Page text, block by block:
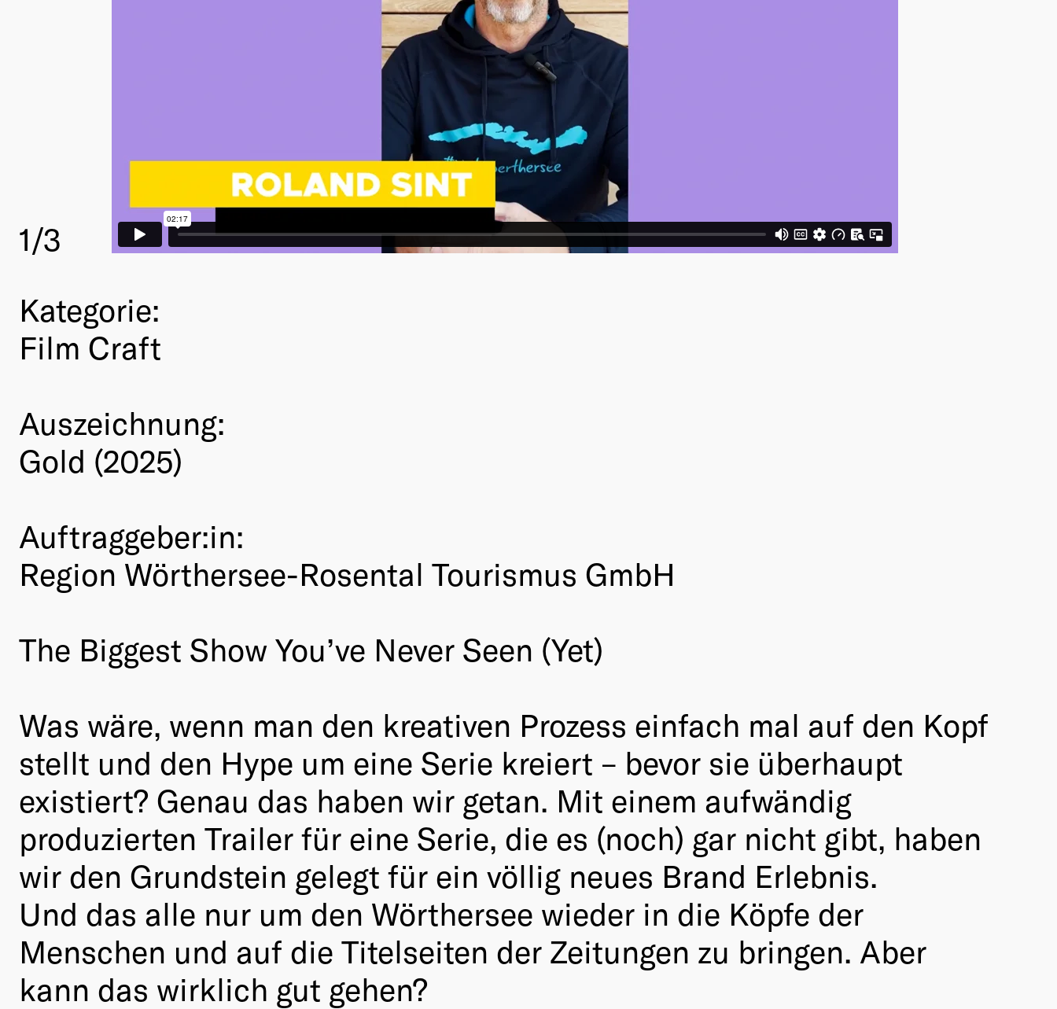
1/3
Kategorie:
Film Craft
Auszeichnung:
Gold (2025)
Auftraggeber:in:
Region Wörthersee-Rosental Tourismus GmbH
The Biggest Show You’ve Never Seen (Yet)
Was wäre, wenn man den kreativen Prozess einfach mal auf den Kopf
stellt und den Hype um eine Serie kreiert – bevor sie überhaupt
existiert? Genau das haben wir getan. Mit einem aufwändig
produzierten Trailer für eine Serie, die es (noch) gar nicht gibt, haben
wir den Grundstein gelegt für ein völlig neues Brand Erlebnis.
Und das alle nur um den Wörthersee wieder in die Köpfe der
Menschen und auf die Titelseiten der Zeitungen zu bringen. Aber
kann das wirklich gut gehen?